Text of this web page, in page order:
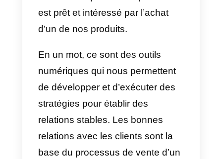
Qu’est-ce que le social selling?
Lesocial sellingest le
processus ou les étapes qui sont
réalisées sur les réseaux sociaux
pour trouver et interagir avec des